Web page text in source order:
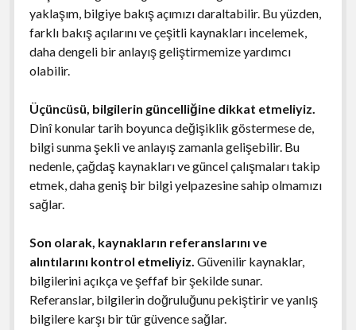
yaklaşım, bilgiye bakış açımızı daraltabilir. Bu yüzden,
farklı bakış açılarını ve çeşitli kaynakları incelemek,
daha dengeli bir anlayış geliştirmemize yardımcı
olabilir.
Üçüncüsü, bilgilerin güncelliğine dikkat etmeliyiz.
Dinî konular tarih boyunca değişiklik göstermese de,
bilgi sunma şekli ve anlayış zamanla gelişebilir. Bu
nedenle, çağdaş kaynakları ve güncel çalışmaları takip
etmek, daha geniş bir bilgi yelpazesine sahip olmamızı
sağlar.
Son olarak, kaynakların referanslarını ve
alıntılarını kontrol etmeliyiz. Güvenilir kaynaklar,
bilgilerini açıkça ve şeffaf bir şekilde sunar.
Referanslar, bilgilerin doğruluğunu pekiştirir ve yanlış
bilgilere karşı bir tür güvence sağlar.